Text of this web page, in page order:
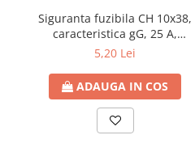
Siguranta fuzibila CH 10x38,
caracteristica gG, 25 A,
500VAC
5,20 Lei
ADAUGA IN COS